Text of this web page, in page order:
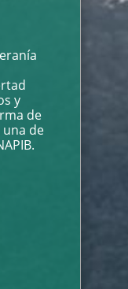
y
de
de